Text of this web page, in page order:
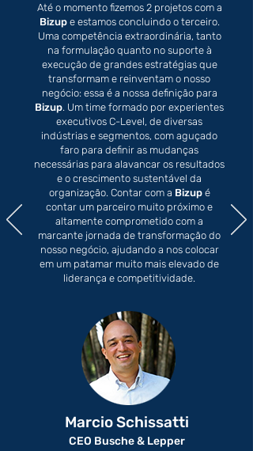
Até o momento fizemos 2 projetos com a
Bizupe estamos concluindo o terceiro.
Uma competência extraordinária, tanto
na formulação quanto no suporte à
execução de grandes estratégias que
transformam e reinventam o nosso
negócio: essa é a nossa definição para
Bizup. Um time formado por experientes
executivos C-Level, de diversas
indústrias e segmentos, com aguçado
faro para definir as mudanças
necessárias para alavancar os resultados
e o crescimento sustentável da
organização. Contar com a Bizupé
contar um parceiro muito próximo e
altamente comprometido com a
marcante jornada de transformação do
nosso negócio, ajudando a nos colocar
em um patamar muito mais elevado de
liderança e competitividade.
Marcio Schissatti
CEO Busche & Lepper